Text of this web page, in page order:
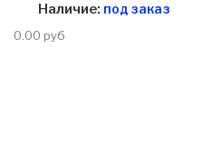
Наличие: под заказ
0.00 руб